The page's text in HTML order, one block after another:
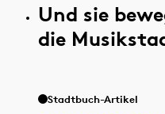
Und sie
die
Stadtbuch-Artikel